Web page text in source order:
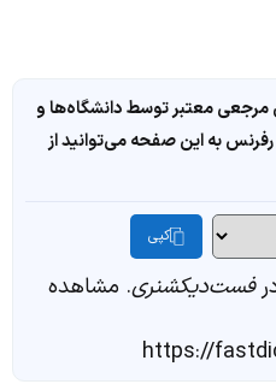
معتبر توسط دانشگاه‌ها و
به این صفحه می‌توانید از
کپی
فست‌دیکشنری. مشاهده
https://